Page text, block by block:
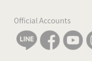
Official Accounts